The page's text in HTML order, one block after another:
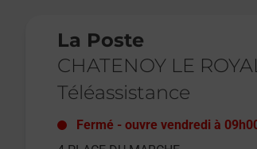
La Poste
CHATENOY LE ROYAL
Téléassistance
Fermé - ouvre vendredi à